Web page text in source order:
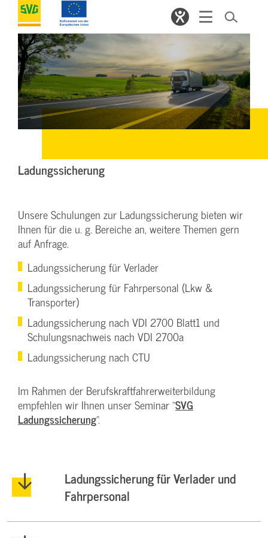
Ladungssicherung
Unsere Schulungen zur Ladungssicherung bieten wir
Ihnen für die u. g. Bereiche an, weitere Themen gern
auf Anfrage.
Ladungssicherung für Verlader
Ladungssicherung für Fahrpersonal (Lkw &
Transporter)
Ladungssicherung nach VDI 2700 Blatt1 und
Schulungsnachweis nach VDI 2700a
Ladungssicherung nach CTU
Im Rahmen der Berufskraftfahrerweiterbildung
empfehlen wir Ihnen unser Seminar "SVG
Ladungssicherung".
Ladungssicherung für Verlader und
Fahrpersonal